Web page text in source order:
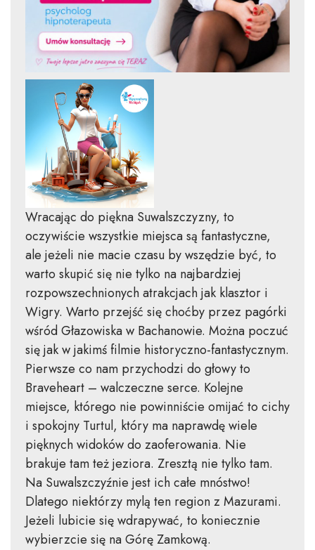
Wracając do piękna Suwalszczyzny, to
oczywiście wszystkie miejsca są fantastyczne,
ale jeżeli nie macie czasu by wszędzie być, to
warto skupić się nie tylko na najbardziej
rozpowszechnionych atrakcjach jak klasztor i
Wigry. Warto przejść się choćby przez pagórki
wśród Głazowiska w Bachanowie. Można poczuć
się jak w jakimś filmie historyczno-fantastycznym.
Pierwsze co nam przychodzi do głowy to
Braveheart – walczeczne serce. Kolejne
miejsce, którego nie powinniście omijać to cichy
i spokojny Turtul, który ma naprawdę wiele
pięknych widoków do zaoferowania. Nie
brakuje tam też jeziora. Zresztą nie tylko tam.
Na Suwalszczyźnie jest ich całe mnóstwo!
Dlatego niektórzy mylą ten region z Mazurami.
Jeżeli lubicie się wdrapywać, to koniecznie
wybierzcie się na Górę Zamkową.